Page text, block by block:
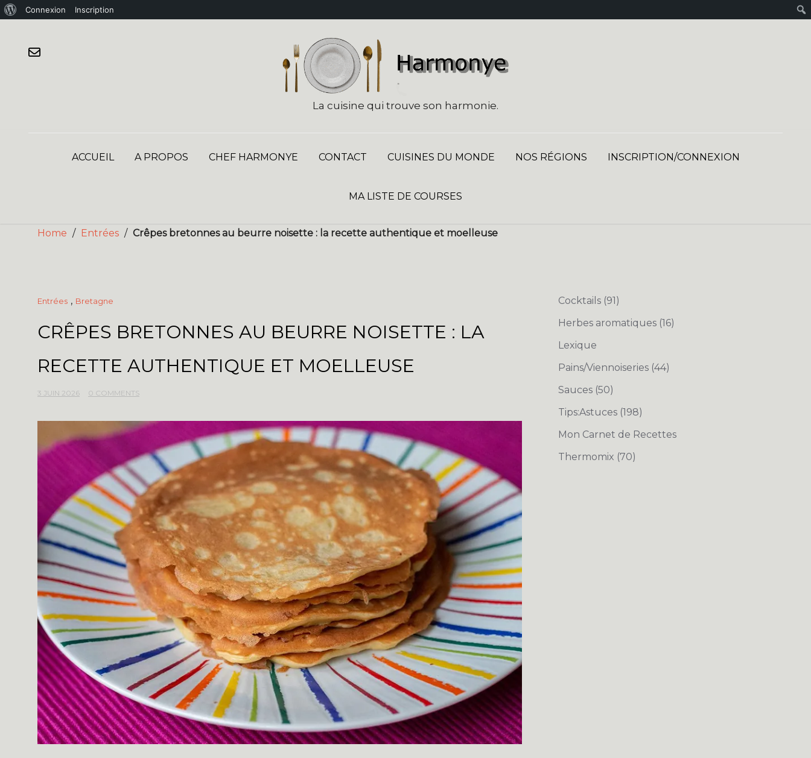
Connexion Inscription
La cuisine qui trouve son harmonie.
ACCUEIL A PROPOS CHEF HARMONYE CONTACT CUISINES DU MONDE NOS RÉGIONS INSCRIPTION/CONNEXION
MA LISTE DE COURSES
Home / Entrées / Crêpes bretonnes au beurre noisette : la recette authentique et moelleuse
Entrées , Bretagne
CRÊPES BRETONNES AU BEURRE NOISETTE : LA
RECETTE AUTHENTIQUE ET MOELLEUSE
3 JUIN 2026 0 COMMENTS
Cocktails (91)
Herbes aromatiques (16)
Lexique
Pains/Viennoiseries (44)
Sauces (50)
Tips:Astuces (198)
Mon Carnet de Recettes
Thermomix (70)